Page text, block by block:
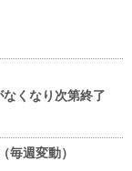
くなり次第終了
毎週変動）